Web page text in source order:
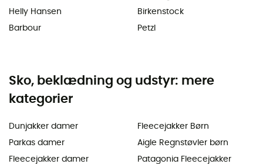
Helly Hansen
Barbour
Birkenstock
Petzl
Sko, beklædning og udstyr: mere
kategorier
Dunjakker damer
Parkas damer
Fleecejakker damer
Fleecejakker Børn
Aigle Regnstøvler børn
Patagonia Fleecejakker